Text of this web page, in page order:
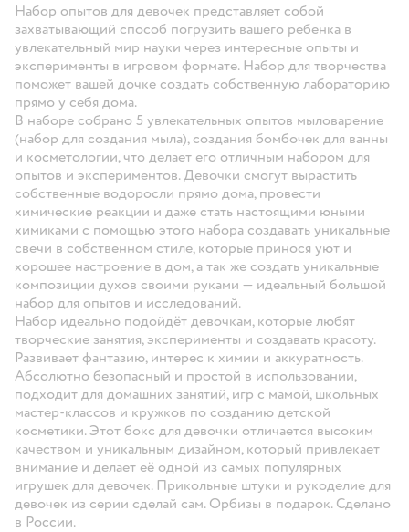
Набор опытов для девочек представляет собой
захватывающий способ погрузить вашего ребенка в
увлекательный мир науки через интересные опыты и
эксперименты в игровом формате. Набор для творчества
поможет вашей дочке создать собственную лабораторию
прямо у себя дома.
В наборе собрано 5 увлекательных опытов мыловарение
(набор для создания мыла), создания бомбочек для ванны
и косметологии, что делает его отличным набором для
опытов и экспериментов. Девочки смогут вырастить
собственные водоросли прямо дома, провести
химические реакции и даже стать настоящими юными
химиками с помощью этого набора создавать уникальные
свечи в собственном стиле, которые принося уют и
хорошее настроение в дом, а так же создать уникальные
композиции духов своими руками — идеальный большой
набор для опытов и исследований.
Набор идеально подойдёт девочкам, которые любят
творческие занятия, эксперименты и создавать красоту.
Развивает фантазию, интерес к химии и аккуратность.
Абсолютно безопасный и простой в использовании,
подходит для домашних занятий, игр с мамой, школьных
мастер-классов и кружков по созданию детской
косметики. Этот бокс для девочки отличается высоким
качеством и уникальным дизайном, который привлекает
внимание и делает её одной из самых популярных
игрушек для девочек. Прикольные штуки и рукоделие для
девочек из серии сделай сам. Орбизы в подарок. Сделано
в России.